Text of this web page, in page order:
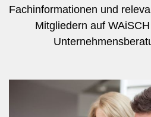
Fachinformationen und
Mitgliedern auf